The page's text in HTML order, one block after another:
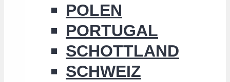
POLEN
PORTUGAL
SCHOTTLAND
SCHWEIZ